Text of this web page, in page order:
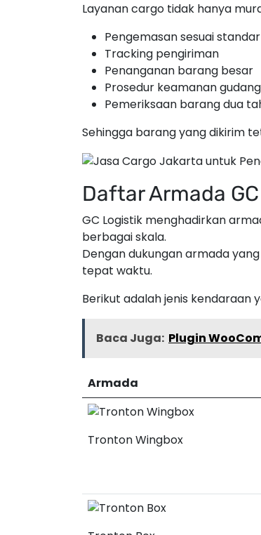
Layanan cargo tidak hanya
Pengemasan sesuai standar
Tracking pengiriman
Penanganan barang besar
Prosedur keamanan gudang
Pemeriksaan barang dua
Sehingga barang yang dikirim
Daftar Armada
GC Logistik menghadirkan
berbagai skala.
Dengan dukungan armada
tepat waktu.
Berikut adalah jenis kendaraan
Baca Juga: Plugin
Armada
Tronton Wingbox